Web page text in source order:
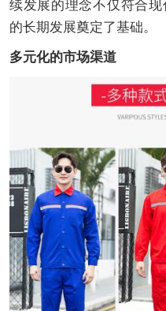
续发展的理念不仅符合
的长期发展奠定了基础。
多元化的市场渠道